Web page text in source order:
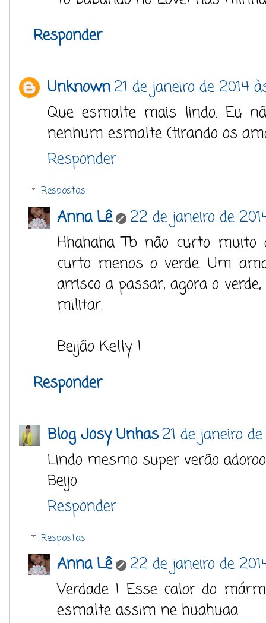
Responder
Unknown21 de janeiro de 2014
Que esmalte mais lindo. Eu
nenhum esmalte (tirando os
Responder
Respostas
Anna Lê
22 de janeiro de
Hhahaha Tb não curto muito
curto menos o verde. Um
arrisco a passar, agora o
militar.
Beijão Kelly !
Responder
Blog Josy Unhas21 de janeiro
Lindo mesmo super verão
Beijo
Responder
Respostas
Anna Lê
22 de janeiro de
Verdade ! Esse calor do
esmalte assim ne huahuaa.